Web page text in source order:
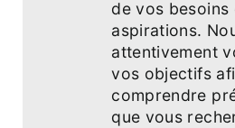
de vos besoins
aspirations.
attentivement
vos objectifs
comprendre
que vous